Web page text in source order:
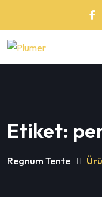
Etiket:
Regnum Tente